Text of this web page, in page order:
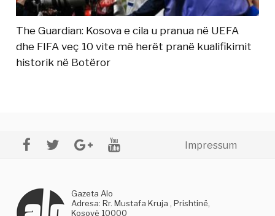
The Guardian: Kosova e cila u pranua në UEFA
dhe FIFA veç 10 vite më herët pranë kualifikimit
historik në Botëror
Impressum
Gazeta Alo
Adresa: Rr. Mustafa Kruja , Prishtinë,
Kosovë 10000